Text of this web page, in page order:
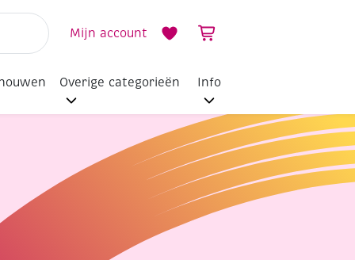
Mijn account
Overige categorieën Info